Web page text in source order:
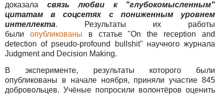
доказала связь любви к "глубокомысленным"
цитатам в соцсетях с пониженным уровнем
интеллекта. Результаты их работы
были опубликованы в статье "On the reception and
detection of pseudo-profound bullshit" научного журнала
Judgment and Decision Making.
В эксперименте, результаты которого были
опубликованы в начале ноября, приняли участие 845
добровольцев. Учёные попросили волонтёров оценить